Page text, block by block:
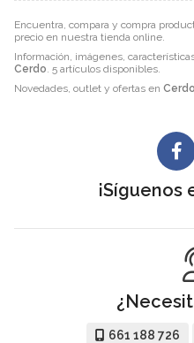
Encuentra, compara y compra
precio en nuestra tienda online.
Información, imágenes,
Cerdo. 5 artículos disponibles.
Novedades, outlet y ofertas en Cerdo
¡Síguenos
661 188 726